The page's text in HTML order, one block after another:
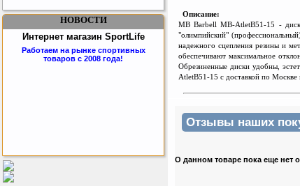
Описание:
MB Barbell MB-AtletB51-15 - диск
"олимпийский"
надежного сцепления резины и
обеспечивают максимальное
Обрезиненные диски удобны,
AtletB51-15 с доставкой по Москве
Отзывы наших
О данном товаре пока еще нет
НОВОСТИ
Интернет магазин SportLife
Работаем на рынке спортивных
товаров с 2008 года!